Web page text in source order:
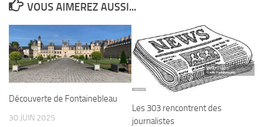
VOUS AIMEREZ AUSSI...
Découverte de Fontainebleau
30 JUIN 2025
Les 303 rencontrent des
journalistes